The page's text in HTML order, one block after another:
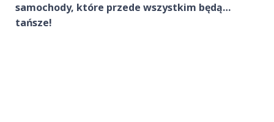
samochody, które przede wszystkim będą…
tańsze!